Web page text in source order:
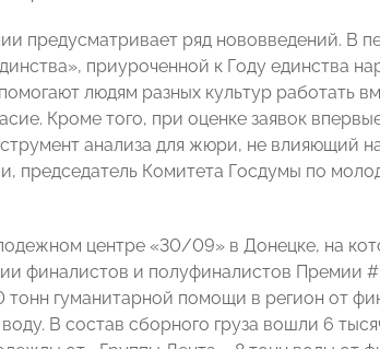
предусматривает ряд нововведений. В
приуроченной к Году единства
людям разных культур работать
Кроме того, при оценке заявок
анализа для жюри, не влияющий
председатель Комитета Госдумы по
центре «30/09» в Донецке, на
финалистов и полуфиналистов
тонн гуманитарной помощи в регион от
В состав сборного груза вошли 6